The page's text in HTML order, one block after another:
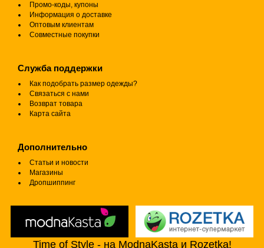
Промо-коды, купоны
Информация о доставке
Оптовым клиентам
Совместные покупки
Служба поддержки
Как подобрать размер одежды?
Связаться с нами
Возврат товара
Карта сайта
Дополнительно
Статьи и новости
Магазины
Дропшиппинг
Time of Style - на ModnaKasta и Rozetka!